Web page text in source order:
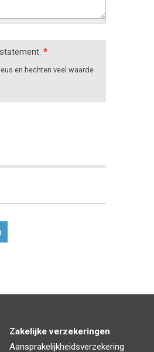
*
en hechten veel waarde
Zakelijke verzekeringen
Aansprakelijkheidsverzekering